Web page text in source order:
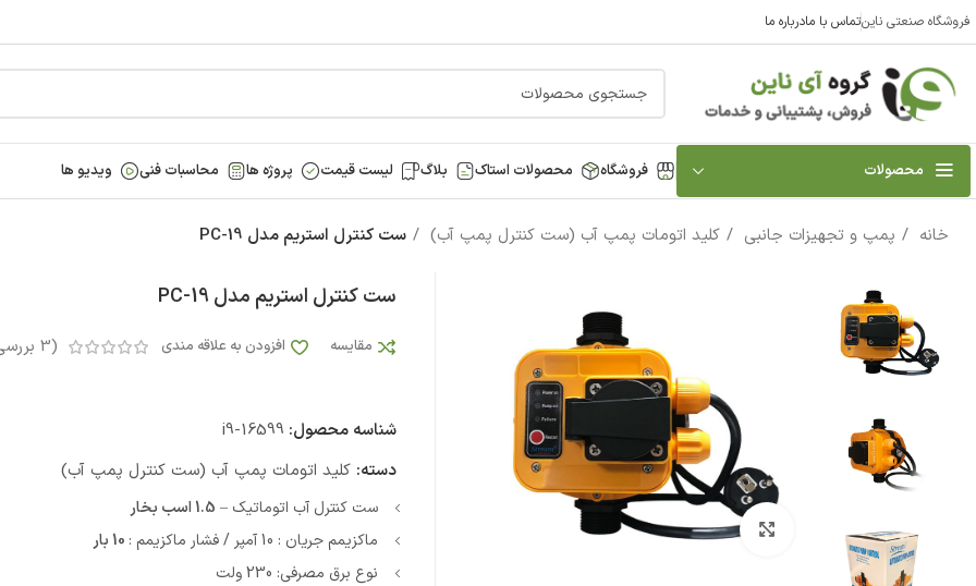
فروشگاه صنعتی ناینتماس با مادرباره ما
محصولات فروشگاه محصولات استاک بلاگ لیست قیمت پروژه ها محاسبات فنی ویدیو ها
خانه پمپ و تجهیزات جانبی کلید اتومات پمپ آب (ست کنترل پمپ آب) ست کنترل استریم مدل PC-19
بزرگنمایی تصویر
ست کنترل استریم مدل PC-19
مقایسه افزودن به علاقه مندی (
3
شناسه محصول: i9-16599
دسته: کلید اتومات پمپ آب (ست کنترل پمپ آب)
ست کنترل آب اتوماتیک – 1.5 اسب بخار
ماکزیمم جریان : 10 آمپر / فشار ماکزیمم :
نوع برق مصرفی: 230 ولت